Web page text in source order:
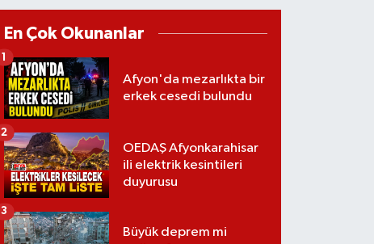
En Çok Okunanlar
Afyon'da mezarlıkta bir
erkek cesedi bulundu
1
OEDAŞ Afyonkarahisar
ili elektrik kesintileri
duyurusu
2
Büyük deprem mi
3